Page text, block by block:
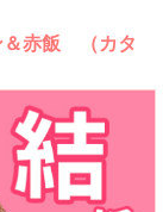
＆赤飯 （カタ